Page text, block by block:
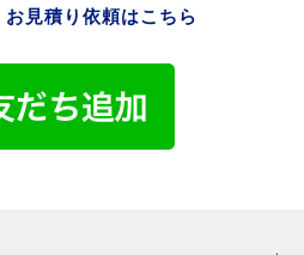
見積り依頼はこちら